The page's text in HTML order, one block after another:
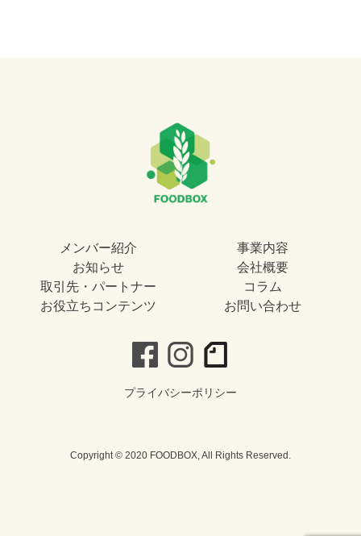
メンバー紹介
事業内容
お知らせ
会社概要
取引先・パートナー
コラム
お役立ちコンテンツ
お問い合わせ
プライバシーポリシー
Copyright © 2020 FOODBOX, All Rights Reserved.